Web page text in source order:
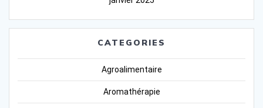
CATEGORIES
Agroalimentaire
Aromathérapie